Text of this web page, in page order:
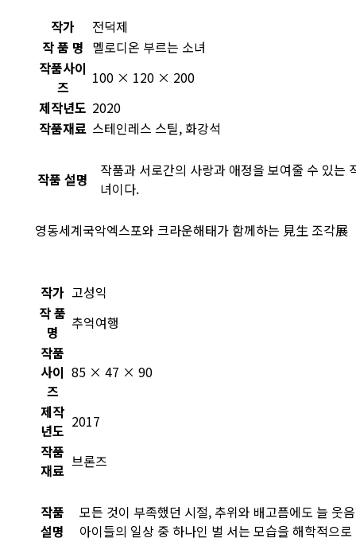
작가
전덕제
작 품 명 멜로디온 부르는 소녀
작품사이
즈
100 × 120 × 200
제작년도 2020
작품재료 스테인레스 스틸, 화강석
작품 설명
작품과 서로간의 사랑과 애정을 보여줄 수 있는
녀이다.
영동세계국악엑스포와 크라운해태가 함께하는 見生 조각展
작가 고성익
작 품
명
추억여행
작품
사이
즈
85 × 47 × 90
제작
년도 2017
작품
재료 브론즈
작품
설명
모든 것이 부족했던 시절, 추위와 배고픔에도 늘 웃
아이들의 일상 중 하나인 벌 서는 모습을 해학적으